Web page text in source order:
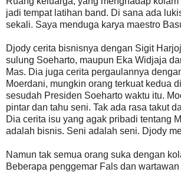
jadi tempat latihan band. Di sana ada
sekali. Saya menduga karya maestro
Djody cerita bisnisnya dengan Sigit
sulung Soeharto, maupun Eka Widjaja
Mas. Dia juga cerita pergaulannya
Moerdani, mungkin orang terkuat kedua
sesudah Presiden Soeharto waktu itu.
pintar dan tahu seni. Tak ada rasa takut
Dia cerita isu yang agak pribadi tentang
adalah bisnis. Seni adalah seni. Djody
Namun tak semua orang suka dengan
Beberapa penggemar Fals dan